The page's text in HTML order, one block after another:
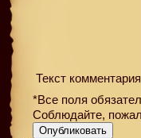
Текст
*Все поля
Соблюдайте,
Опубликовать